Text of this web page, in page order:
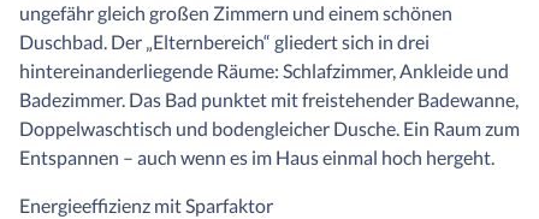
ungefähr gleich großen Zimmern und einem schönen
Duschbad. Der „Elternbereich“ gliedert sich in drei
hintereinanderliegende Räume: Schlafzimmer, Ankleide und
Badezimmer. Das Bad punktet mit freistehender Badewanne,
Doppelwaschtisch und bodengleicher Dusche. Ein Raum zum
Entspannen – auch wenn es im Haus einmal hoch hergeht.
Energieeffizienz mit Sparfaktor